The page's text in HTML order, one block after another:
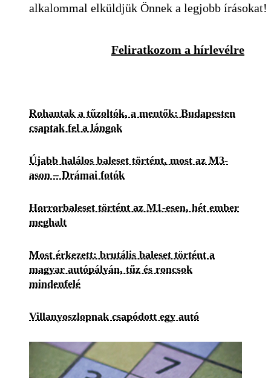
alkalommal elküldjük Önnek a legjobb írásokat!
Feliratkozom a hírlevélre
Rohantak a tűzoltók, a mentők: Budapesten
csaptak fel a lángok
Újabb halálos baleset történt, most az M3-
ason – Drámai fotók
Horrorbaleset történt az M1-esen, hét ember
meghalt
Most érkezett: brutális baleset történt a
magyar autópályán, tűz és roncsok
mindenfelé
Villanyoszlopnak csapódott egy autó